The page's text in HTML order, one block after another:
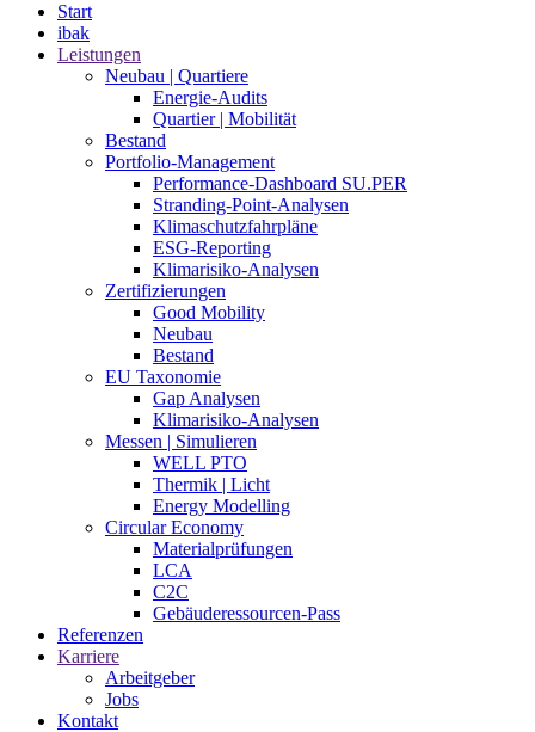
Start
ibak
Leistungen
Neubau | Quartiere
Energie-Audits
Quartier | Mobilität
Bestand
Portfolio-Management
Performance-Dashboard SU.PER
Stranding-Point-Analysen
Klimaschutzfahrpläne
ESG-Reporting
Klimarisiko-Analysen
Zertifizierungen
Good Mobility
Neubau
Bestand
EU Taxonomie
Gap Analysen
Klimarisiko-Analysen
Messen | Simulieren
WELL PTO
Thermik | Licht
Energy Modelling
Circular Economy
Materialprüfungen
LCA
C2C
Gebäuderessourcen-Pass
Referenzen
Karriere
Arbeitgeber
Jobs
Kontakt